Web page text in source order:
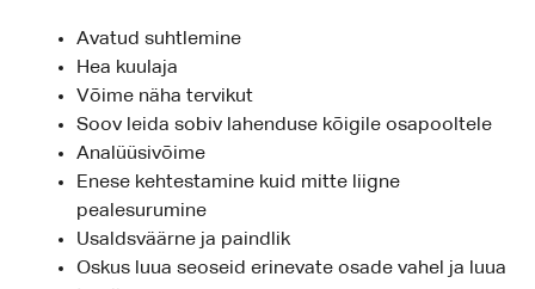
Avatud suhtlemine
Hea kuulaja
Võime näha tervikut
Soov leida sobiv lahenduse kõigile osapooltele
Analüüsivõime
Enese kehtestamine kuid mitte liigne
pealesurumine
Usaldsväärne ja paindlik
Oskus luua seoseid erinevate osade vahel ja luua